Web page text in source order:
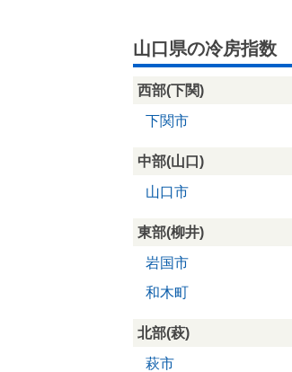
山口県の冷房指数
西部(下関)
下関市
中部(山口)
山口市
東部(柳井)
岩国市
和木町
北部(萩)
萩市